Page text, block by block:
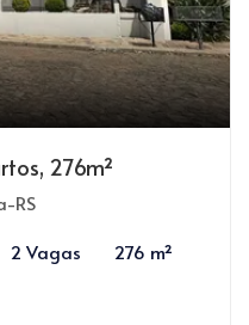
276m²
RS
2 Vagas 276 m²